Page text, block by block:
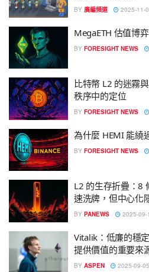
BY 廣編頻道 2025-11-
MegaETH 估值博
BY FORESIGHT NEWS
比特幣 L2 的迷霧
秩序中的定位
BY FORESIGHT NEWS
為什麼 HEMI 能繞
BY FORESIGHT NEWS
L2 的生存折疊：8
速洗牌，但中心化
BY PANEWS 2025-09-
Vitalik：低廉的穩
提供價值的重要來
BY ASPEN 2025-09-05